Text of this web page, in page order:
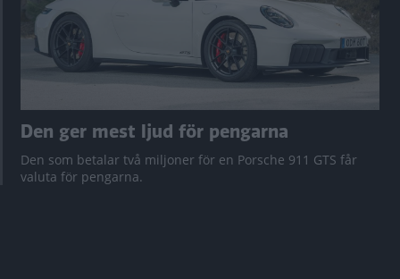
Den ger mest ljud för pengarna
Den som betalar två miljoner för en Porsche 911 GTS får
valuta för pengarna.